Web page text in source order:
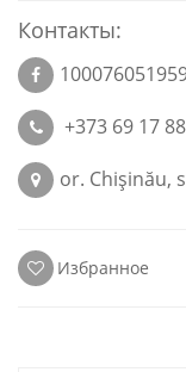
Контакты:
+373 69 17
or. Chişinău,
Избранное